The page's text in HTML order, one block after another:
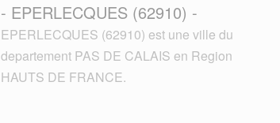
- EPERLECQUES (62910) -
EPERLECQUES (62910) est une ville du
departement PAS DE CALAIS en Region
HAUTS DE FRANCE.